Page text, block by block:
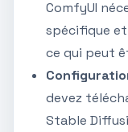
ComfyUI
spécifique
ce qui peut
devez
Stable